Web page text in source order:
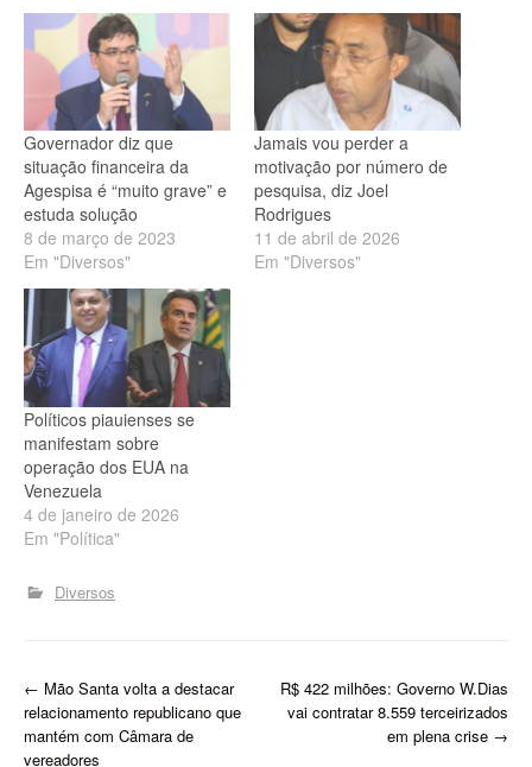
Governador diz que
situação financeira da
Agespisa é “muito grave” e
estuda solução
8 de março de 2023
Em "Diversos"
Jamais vou perder a
motivação por número de
pesquisa, diz Joel
Rodrigues
11 de abril de 2026
Em "Diversos"
Políticos piauienses se
manifestam sobre
operação dos EUA na
Venezuela
4 de janeiro de 2026
Em "Política"
Diversos
P
o
← Mão Santa volta a destacar
relacionamento republicano que
mantém com Câmara de
vereadores
R$ 422 milhões: Governo W.Dias
vai contratar 8.559 terceirizados
em plena crise →